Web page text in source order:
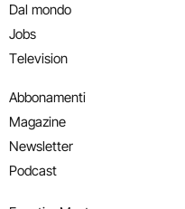
Dal mondo
Jobs
Television
Abbonamenti
Magazine
Newsletter
Podcast